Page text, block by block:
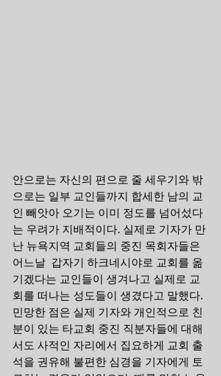
안으로는 자신의 편으로 줄 세우기와 밖
으로는 일부 교인들까지 합세한 남의 교
인 빼앗아 오기는 이미 정도를 넘어섰다
는 우려가 지배적이다. 실제로 기자가 만
난 뉴욕지역 교회들의 중진 목회자들은
어느날  갑자기 하크네시야로 교회를 옮
기겠다는 교인들이 생겨나고 실제로 교
회를 떠나는 성도들이 생겼다고 말했다.
민망한 점은 실제 기자와 개인적으로 친
분이 있는 타교회 중진 직분자들에 대해
서도 사적인 자리에서 집요하게 교회 출
석을 권유해 불편한 심경을 기자에게 토